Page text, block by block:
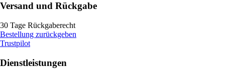
Versand und Rückgabe
30 Tage Rückgaberecht
Bestellung zurückgeben
Trustpilot
Dienstleistungen